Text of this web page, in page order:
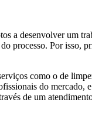
a desenvolver um
Por isso,
como o de
do mercado,
de um